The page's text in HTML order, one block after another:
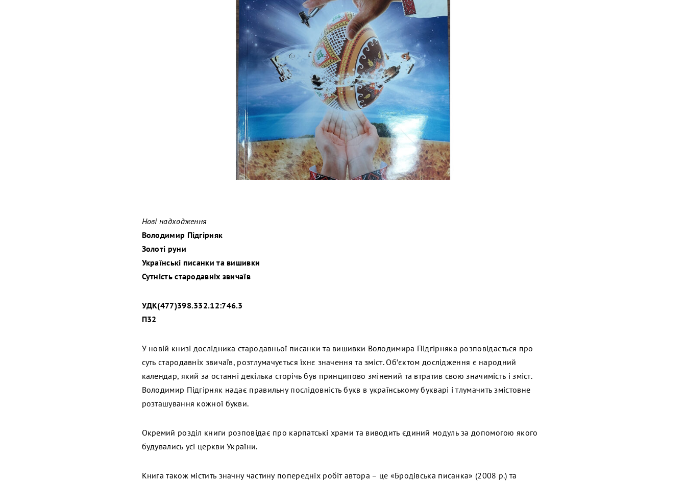
Нові надходження
Володимир Підгірняк
Золоті руни
Українські писанки та вишивки
Сутність стародавніх звичаїв
УДК(477)398.332.12:746.3
П32
У новій книзі дослідника стародавньої писанки та вишивки Володимира Підгірняка розповідається про
суть стародавніх звичаїв, розтлумачується їхнє значення та зміст. Об’єктом дослідження є народний
календар, який за останні декілька сторічь був принципово змінений та втратив свою значимість і зміст.
Володимир Підгірняк надає правильну послідовність букв в українському букварі і тлумачить змістовне
розташування кожної букви.
Окремий розділ книги розповідає про карпатські храми та виводить єдиний модуль за допомогою якого
будувались усі церкви України.
Книга також містить значну частину попередніх робіт автора – це «Бродівська писанка» (2008 р.) та